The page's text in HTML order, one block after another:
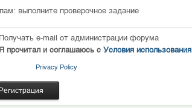
выполните проверочное задание
Получать e-mail от администрации форума
прочитал и соглашаюсь с Условия использования
Privacy Policy